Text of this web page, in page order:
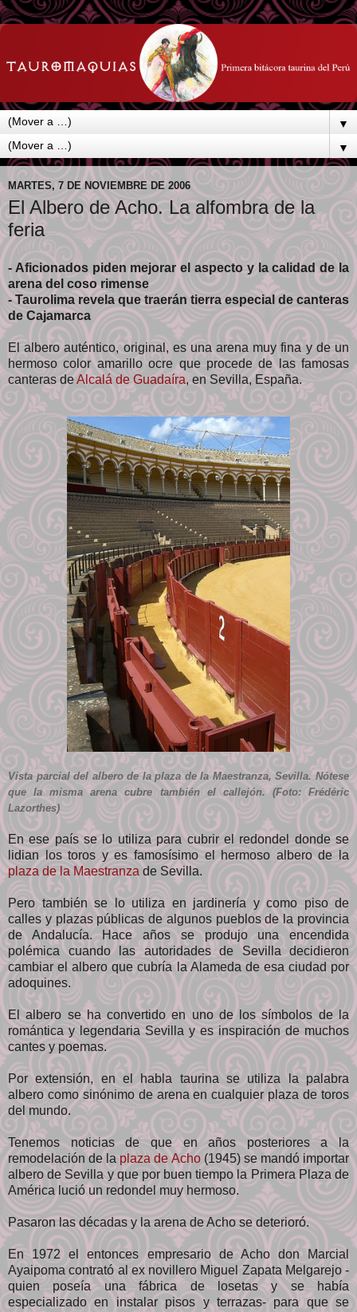
▼
▼
MARTES, 7 DE NOVIEMBRE DE 2006
El Albero de Acho. La alfombra de la
feria
- Aficionados piden mejorar el aspecto y la calidad de la
arena del coso rimense
- Taurolima revela que traerán tierra especial de canteras
de Cajamarca
El albero auténtico, original, es una arena muy fina y de un
hermoso color amarillo ocre que procede de las famosas
canteras deAlcalá de Guadaíra, en Sevilla, España.
Vista parcial del albero de la plaza de la Maestranza, Sevilla. Nótese
que la misma arena cubre también el callejón. (Foto: Frédéric
Lazorthes)
En ese país se lo utiliza para cubrir el redondel donde se
lidian los toros y es famosísimo el hermoso albero de la
plaza de la Maestranza de Sevilla.
Pero también se lo utiliza en jardinería y como piso de
calles y plazas públicas de algunos pueblos de la provincia
de Andalucía. Hace años se produjo una encendida
polémica cuando las autoridades de Sevilla decidieron
cambiar el albero que cubría la Alameda de esa ciudad por
adoquines.
El albero se ha convertido en uno de los símbolos de la
romántica y legendaria Sevilla y es inspiración de muchos
cantes y poemas.
Por extensión, en el habla taurina se utiliza la palabra
albero como sinónimo de arena en cualquier plaza de toros
del mundo.
Tenemos noticias de que en años posteriores a la
remodelación de laplaza de Acho(1945) se mandó importar
albero de Sevilla y que por buen tiempo la Primera Plaza de
América lució un redondel muy hermoso.
Pasaron las décadas y la arena de Acho se deterioró.
En 1972 el entonces empresario de Acho don Marcial
Ayaipoma contrató al ex novillero Miguel Zapata Melgarejo -
quien poseía una fábrica de losetas y se había
especializado en instalar pisos y terrazas- para que se